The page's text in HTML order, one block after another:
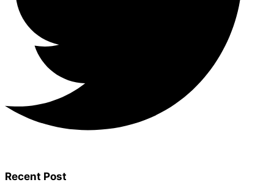
Recent Post